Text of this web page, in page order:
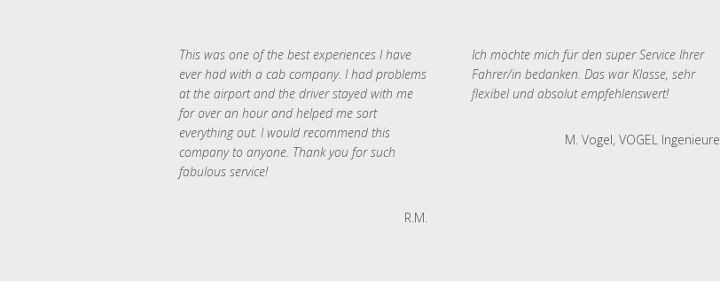
This was one of the best experiences I have
ever had with a cab company. I had problems
at the airport and the driver stayed with me
for over an hour and helped me sort
everything out. I would recommend this
company to anyone. Thank you for such
fabulous service!
R.M.
Ich möchte mich für den super Service Ihrer
Fahrer/in bedanken. Das war Klasse, sehr
flexibel und absolut empfehlenswert!
M. Vogel, VOGEL Ingenieure